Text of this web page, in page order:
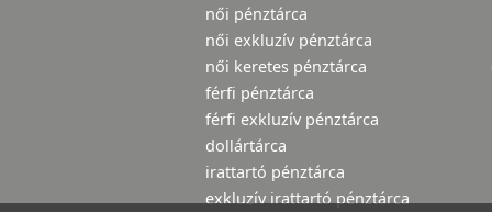
női pénztárca
női exkluzív pénztárca
női keretes pénztárca
férfi pénztárca
férfi exkluzív pénztárca
dollártárca
irattartó pénztárca
exkluzív irattartó pénztárca